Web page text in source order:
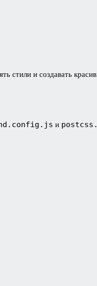
стили и создавать
и